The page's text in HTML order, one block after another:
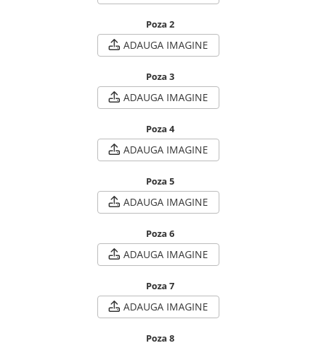
Poza 2
ADAUGA IMAGINE
Poza 3
ADAUGA IMAGINE
Poza 4
ADAUGA IMAGINE
Poza 5
ADAUGA IMAGINE
Poza 6
ADAUGA IMAGINE
Poza 7
ADAUGA IMAGINE
Poza 8